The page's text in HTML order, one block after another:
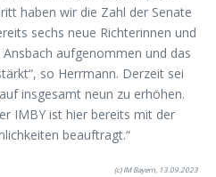
haben wir die Zahl der Senate
sechs neue Richterinnen und
aufgenommen und das
so Herrmann. Derzeit sei
insgesamt neun zu erhöhen.
IMBY ist hier bereits mit der
beauftragt.“
(c) IM Bayern, 13.09.2023